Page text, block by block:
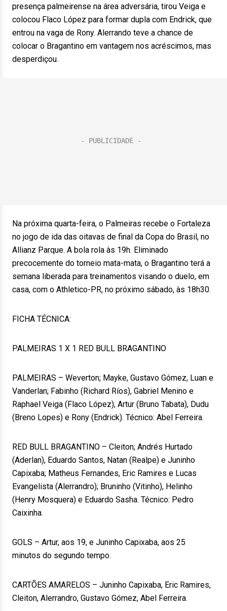
presença palmeirense na área adversária, tirou Veiga e
colocou Flaco López para formar dupla com Endrick, que
entrou na vaga de Rony. Alerrando teve a chance de
colocar o Bragantino em vantagem nos acréscimos, mas
desperdiçou.
Na próxima quarta-feira, o Palmeiras recebe o Fortaleza
no jogo de ida das oitavas de final da Copa do Brasil, no
Allianz Parque. A bola rola às 19h. Eliminado
precocemente do torneio mata-mata, o Bragantino terá a
semana liberada para treinamentos visando o duelo, em
casa, com o Athletico-PR, no próximo sábado, às 18h30.
FICHA TÉCNICA:
PALMEIRAS 1 X 1 RED BULL BRAGANTINO
PALMEIRAS – Weverton; Mayke, Gustavo Gómez, Luan e
Vanderlan; Fabinho (Richard Ríos), Gabriel Menino e
Raphael Veiga (Flaco López); Artur (Bruno Tabata), Dudu
(Breno Lopes) e Rony (Endrick). Técnico: Abel Ferreira.
RED BULL BRAGANTINO – Cleiton; Andrés Hurtado
(Aderlan), Eduardo Santos, Natan (Realpe) e Juninho
Capixaba; Matheus Fernandes, Eric Ramires e Lucas
Evangelista (Alerrandro); Bruninho (Vitinho), Helinho
(Henry Mosquera) e Eduardo Sasha. Técnico: Pedro
Caixinha.
GOLS – Artur, aos 19, e Juninho Capixaba, aos 25
minutos do segundo tempo.
CARTÕES AMARELOS – Juninho Capixaba, Eric Ramires,
Cleiton, Alerrandro, Gustavo Gómez, Abel Ferreira.